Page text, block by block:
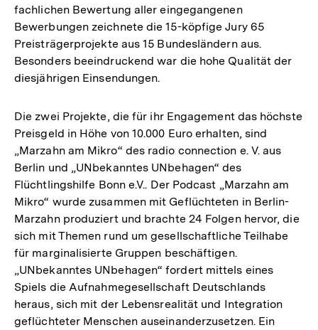
fachlichen Bewertung aller eingegangenen
Bewerbungen zeichnete die 15-köpfige Jury 65
Preisträgerprojekte aus 15 Bundesländern aus.
Besonders beeindruckend war die hohe Qualität der
diesjährigen Einsendungen.
Die zwei Projekte, die für ihr Engagement das höchste
Preisgeld in Höhe von 10.000 Euro erhalten, sind
„Marzahn am Mikro“ des radio connection e. V. aus
Berlin und „UNbekanntes UNbehagen“ des
Flüchtlingshilfe Bonn e.V.. Der Podcast „Marzahn am
Mikro“ wurde zusammen mit Geflüchteten in Berlin-
Marzahn produziert und brachte 24 Folgen hervor, die
sich mit Themen rund um gesellschaftliche Teilhabe
für marginalisierte Gruppen beschäftigen.
„UNbekanntes UNbehagen“ fordert mittels eines
Spiels die Aufnahmegesellschaft Deutschlands
heraus, sich mit der Lebensrealität und Integration
geflüchteter Menschen auseinanderzusetzen. Ein